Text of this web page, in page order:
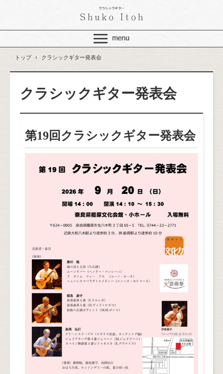
トップ › クラシックギター発表会
クラシックギター発表会
第19回クラシックギター発表会